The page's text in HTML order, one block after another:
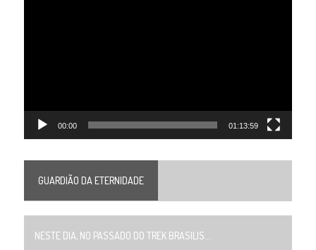
00:00 01:13:59
GUARDIÃO DA ETERNIDADE
NESTE DIA, NO PASSADO DO TREK BRASILIS...